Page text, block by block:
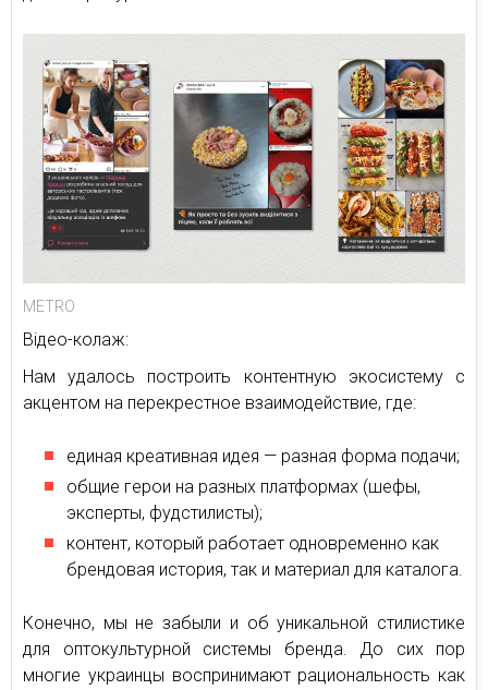
METRO
Відео-колаж:
Нам удалось построить контентную экосистему с
акцентом на перекрестное взаимодействие, где:
единая креативная идея — разная форма подачи;
общие герои на разных платформах (шефы,
эксперты, фудстилисты);
контент, который работает одновременно как
брендовая история, так и материал для каталога.
Конечно, мы не забыли и об уникальной стилистике
для оптокультурной системы бренда. До сих пор
многие украинцы воспринимают рациональность как